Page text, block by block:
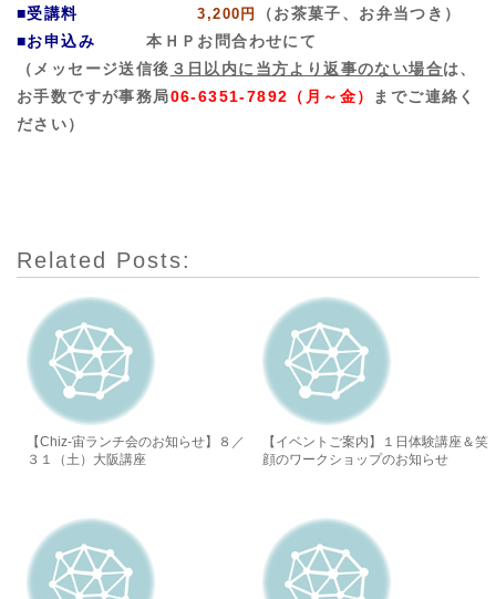
■受講料
3,200円
（お茶菓子、お弁当つき）
■お申込み
本ＨＰお問合わせにて
（メッセージ送信後 ３日以内に当方より返事のない場合は、
お手数ですが事務局06-6351-7892（月～金）
までご連絡く
ださい）
Related Posts:
【Chiz-宙ランチ会のお知らせ】８／
３１（土）大阪講座
【イベントご案内】１日体験講座＆笑
顔のワークショップのお知らせ